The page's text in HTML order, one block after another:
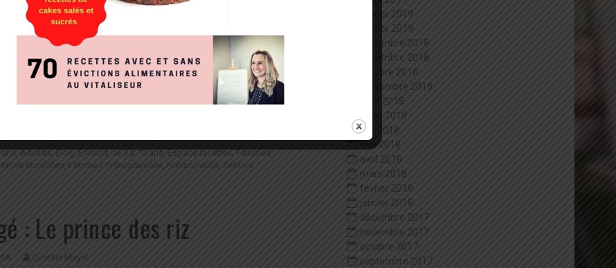
: La gousse… de vanille! Et
gousse d’ail…
Quentin Mayet
ans,Adultes,Blog,Enfants de 3 à 10 ans,Espace recettes,Femmes
enceintes Femmes ménopausées Naturopathie Seniors
: Le prince des riz
Quentin Mayet
février 2019
janvier 2019
décembre 2018
novembre 2018
octobre 2018
septembre 2018
août 2018
juillet 2018
juin 2018
mai 2018
avril 2018
mars 2018
février 2018
janvier 2018
décembre 2017
novembre 2017
octobre 2017
septembre 2017